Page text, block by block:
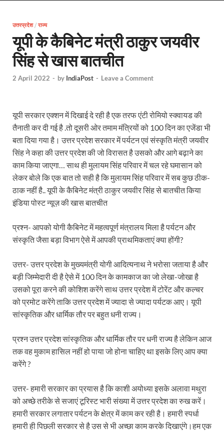
Uttarakhand Female Boxer: मुख्यमंत्री धामी से मिलीं
UP Kanwar Yatra: कांवड़ यात्रा से पहले सभी धार्मिक
CM Yogi Barabanki Visit: मुख्यमंत्री योगी आदित्यनाथ
The Kshitij Show: द क्षितिज शो में पहुंचे जुयाल और
Lok Sanvardhan Parva: देहरादून में मुख्यमंत्री पुष्कर सिंह
West Bengal Rajya Sabha By-Election: चुनाव
Shri Kashi Vishwanath Mandir: उत्तरकाशी में CM
Dr.Teejan Bai: विश्वविख्यात पंडवानी गायिका, पद्म
Khatipura Mega Coach Care Terminal: खातीपुरा
Sundarpura Railway Station: खाटू श्याम जी के भक्तो
Jan-Jan Ki Sarkar Abhiyan: 4 जुलाई से फिर शुरु होगा
आ गई यूपी बीजेपी संगठन की लिस्ट, देखिए कौन-कौन है इस
राजमिस्त्री, किसान और शिक्षक परिवारों के बेटे यूपीएससी
संयुक्त निदेशक के एस चौहान ने मुख्यमंत्री को भेंट की अपनी
New haryana Industrial Policy: मुख्यमंत्री नायब सिंह
Baster’s New Picture: बस्तर की नई तस्वीर: मैदान में
उत्तरप्रदेश/ राज्य
यूपी के कैबिनेट मंत्री ठाकुर जयवीर
सिंह से खास बातचीत
2 April 2022 - by IndiaPost - Leave a Comment
यूपी सरकार एक्शन में दिखाई दे रही है एक तरफ एंटी रोमियो स्क्वायड की
तैनाती कर दी गई है .तो दूसरी ओर तमाम मंत्रियों को 100 दिन का एजेंडा भी
बता दिया गया है। उत्तर प्रदेश सरकार में पर्यटन एवं संस्कृति मंत्री जयवीर
सिंह ने कहा की उत्तर प्रदेश की जो विरासत है उसको और आगे बढ़ाने का
काम किया जाएगा… साथ ही मुलायम सिंह परिवार में चल रहे घमासान को
लेकर बोले कि एक बात तो सही है कि मुलायम सिंह परिवार में सब कुछ ठीक-
ठाक नहीं है.. यूपी के कैबिनेट मंत्री ठाकुर जयवीर सिंह से बातचीत किया
इंडिया पोस्ट न्यूज़ की खास बातचीत
प्रश्न- आपको योगी कैबिनेट में महत्वपूर्ण मंत्रालय मिला है पर्यटन और
संस्कृति जैसा बड़ा विभाग ऐसे में आपकी प्राथमिकताएं क्या होंगी?
उत्तर- उत्तर प्रदेश के मुख्यमंत्री योगी आदित्यनाथ ने भरोसा जताया है और
बड़ी जिम्मेदारी दी है ऐसे में 100 दिन के कामकाज का जो लेखा-जोखा है
उसको पूरा करने की कोशिश करेंगे साथ उत्तर प्रदेश में टोरेंट और कल्चर
को प्रमोट करेंगे ताकि उत्तर प्रदेश में ज्यादा से ज्यादा पर्यटक आए। यूपी
सांस्कृतिक और धार्मिक तौर पर बहुत धनी राज्य।
प्रश्न उत्तर प्रदेश सांस्कृतिक और धार्मिक तौर पर धनी राज्य है लेकिन आज
तक वह मुकाम हासिल नहीं हो पाया जो होना चाहिए था इसके लिए आप क्या
करेंगे ?
उत्तर- हमारी सरकार का प्रयास है कि काशी अयोध्या इसके अलावा मथुरा
को अच्छे तरीके से सजाएं टूरिस्ट भारी संख्या में उत्तर प्रदेश का रुख करें।
हमारी सरकार लगातार पर्यटन के क्षेत्र में काम कर रही है। हमारी स्पर्धा
हमारी ही पिछली सरकार से है उस से भी अच्छा काम करके दिखाएंगे।हम एक